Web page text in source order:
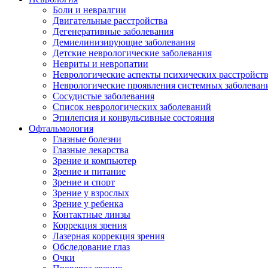
Боли и невралгии
Двигательные расстройства
Дегенеративные заболевания
Демиелинизирующие заболевания
Детские неврологические заболевания
Невриты и невропатии
Неврологические аспекты психических расстройств
Неврологические проявления системных
Сосудистые заболевания
Список неврологических заболеваний
Эпилепсия и конвульсивные состояния
Офтальмология
Глазные болезни
Глазные лекарства
Зрение и компьютер
Зрение и питание
Зрение и спорт
Зрение у взрослых
Зрение у ребенка
Контактные линзы
Коррекция зрения
Лазерная коррекция зрения
Обследование глаз
Очки